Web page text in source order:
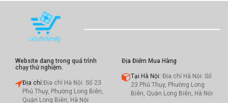
Website đang trong quá trình
chạy thử nghiệm.
Địa chỉ:Địa chỉ Hà Nội: Số 23
Phú Thụy, Phường Long Biên,
Quận Long Biên, Hà Nội
Địa Điểm Mua Hàng
Tại Hà Nội: Địa chỉ Hà Nội: Số
23 Phú Thụy, Phường Long
Biên, Quận Long Biên, Hà Nội